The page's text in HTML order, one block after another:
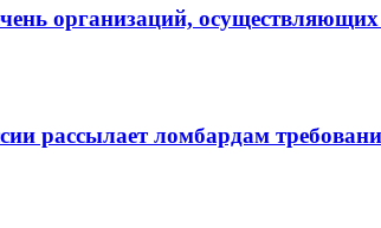
организаций,
рассылает ломбардам